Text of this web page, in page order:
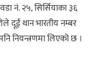
नं. २५, सिर्सियाका ३६
दूई थान भारतीय नम्बर
नियन्त्रणमा लिएको छ ।